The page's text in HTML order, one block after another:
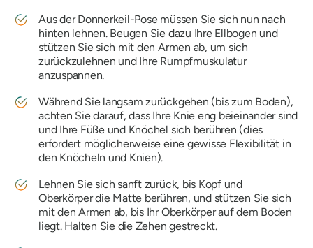
Aus der Donnerkeil-Pose müssen Sie sich nun nach
hinten lehnen. Beugen Sie dazu Ihre Ellbogen und
stützen Sie sich mit den Armen ab, um sich
zurückzulehnen und Ihre Rumpfmuskulatur
anzuspannen.
Während Sie langsam zurückgehen (bis zum Boden),
achten Sie darauf, dass Ihre Knie eng beieinander sind
und Ihre Füße und Knöchel sich berühren (dies
erfordert möglicherweise eine gewisse Flexibilität in
den Knöcheln und Knien).
Lehnen Sie sich sanft zurück, bis Kopf und
Oberkörper die Matte berühren, und stützen Sie sich
mit den Armen ab, bis Ihr Oberkörper auf dem Boden
liegt. Halten Sie die Zehen gestreckt.